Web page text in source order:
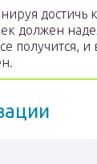
достичь
должен
получится, и